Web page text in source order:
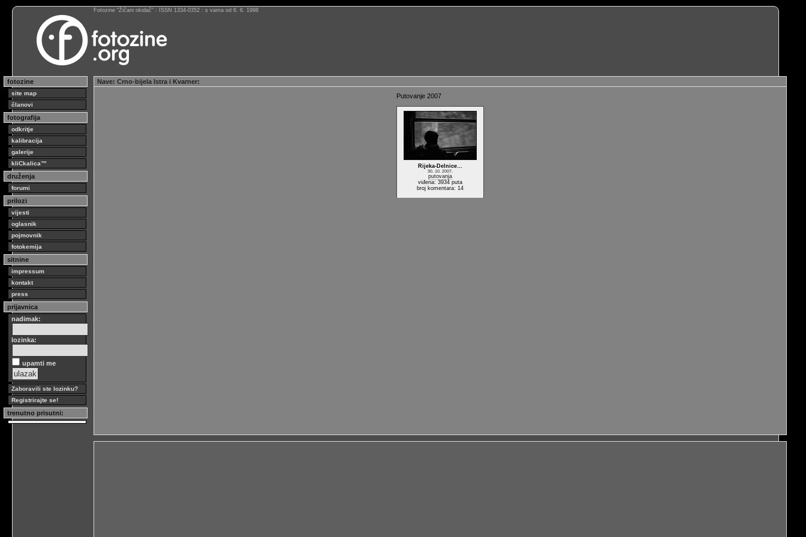
Fotozine “Žičani okidač” : ISSN 1334-0352 : s vama od 6. 6. 1998
fotozine
site map
članovi
fotografija
odkritje
kalibracija
galerije
kliCkalica™
druženja
forumi
prilozi
vijesti
oglasnik
pojmovnik
fotokemija
sitnine
impressum
kontakt
press
prijavnica
nadimak:
lozinka:
upamti me
Zaboravili ste lozinku?
Registrirajte se!
trenutno prisutni:
Nave: Crno-bijela Istra i Kvarner:
Putovanje 2007
Rijeka-Delnice…
30. 10. 2007.
putovanja
viđena: 3934 puta
broj komentara: 14